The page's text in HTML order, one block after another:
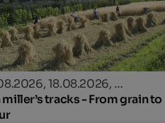
18.08.2026, …
miller’s tracks - From grain to